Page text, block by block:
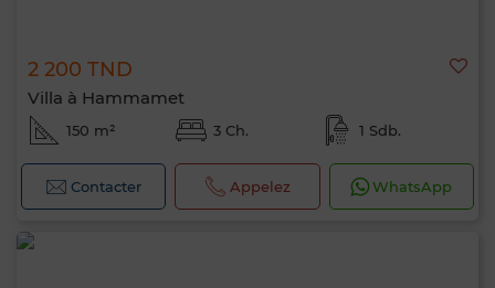
2 200 TND
Villa à Hammamet
150 m² 3 Ch. 1 Sdb.
Contacter Appelez WhatsApp